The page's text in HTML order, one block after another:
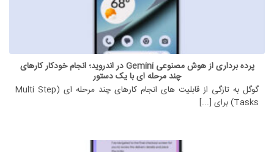
پرده برداری از هوش مصنوعی Gemini در اندروید؛ انجام خودکار کارهای
چند مرحله ای با یک دستور
گوگل به تازگی از قابلیت های انجام کارهای چند مرحله ای (Multi Step
Tasks) برای [...]